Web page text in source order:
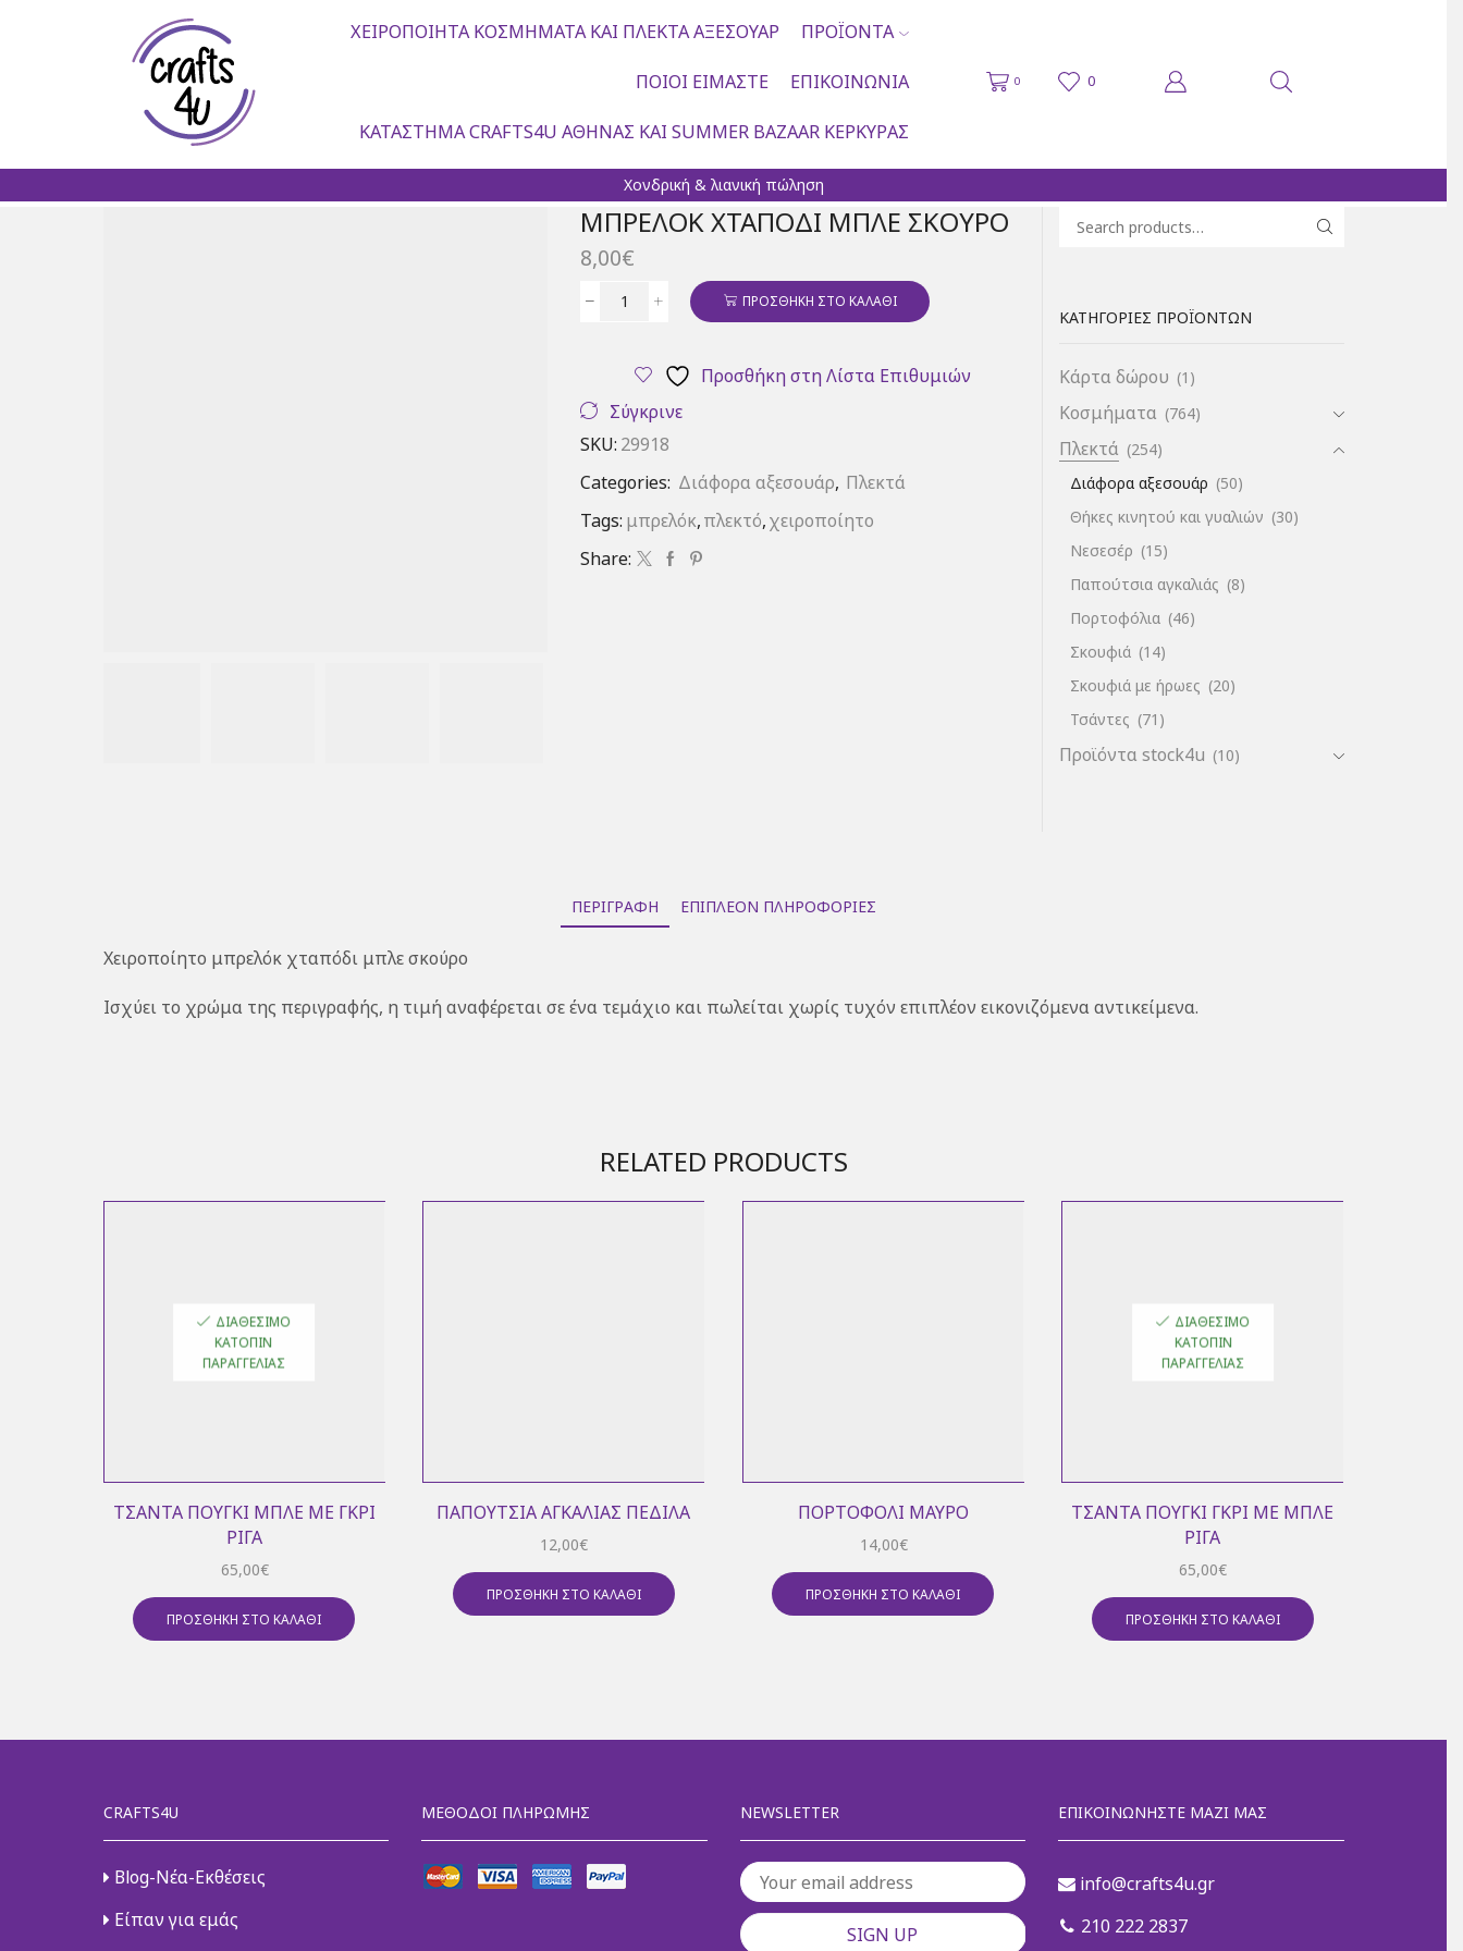
ΧΕΙΡΟΠΟΊΗΤΑ ΚΟΣΜΉΜΑΤΑ ΚΑΙ ΠΛΕΚΤΆ ΑΞΕΣΟΥΆΡ ΠΡΟΪΌΝΤΑ
ΠΟΙΟΙ ΕΊΜΑΣΤΕ ΕΠΙΚΟΙΝΩΝΊΑ
ΚΑΤΆΣΤΗΜΑ CRAFTS4U ΑΘΉΝΑΣ ΚΑΙ SUMMER BAZAAR ΚΈΡΚΥΡΑΣ
0 0
Χονδρική & λιανική πώληση
ΜΠΡΕΛΌΚ ΧΤΑΠΌΔΙ ΜΠΛΕ ΣΚΟΎΡΟ
8,00€
Μπρελόκ
σκούρο
ποσότητα
ΠΡΟΣΘΉΚΗ ΣΤΟ ΚΑΛΆΘΙ
Προσθήκη στη Λίστα Επιθυμιών
Σύγκρινε
SKU: 29918
Categories: Διάφορα αξεσουάρ, Πλεκτά
Tags: μπρελόκ,πλεκτό,χειροποίητο
Share:
Search for: SEARCH
ΚΑΤΗΓΟΡΊΕΣ ΠΡΟΪΌΝΤΩΝ
Κάρτα δώρου (1)
Κοσμήματα (764)
Πλεκτά (254)
Διάφορα αξεσουάρ (50)
Θήκες κινητού και γυαλιών (30)
Νεσεσέρ (15)
Παπούτσια αγκαλιάς (8)
Πορτοφόλια (46)
Σκουφιά (14)
Σκουφιά με ήρωες (20)
Τσάντες (71)
Προϊόντα stock4u (10)
ΠΕΡΙΓΡΑΦΉ ΕΠΙΠΛΈΟΝ ΠΛΗΡΟΦΟΡΊΕΣ
Χειροποίητο μπρελόκ χταπόδι μπλε σκούρο
Ισχύει το χρώμα της περιγραφής, η τιμή αναφέρεται σε ένα τεμάχιο και πωλείται χωρίς τυχόν επιπλέον εικονιζόμενα αντικείμενα.
RELATED PRODUCTS
ΔΙΑΘΈΣΙΜΟ
ΚΑΤΌΠΙΝ
ΠΑΡΑΓΓΕΛΊΑΣ
ΤΣΆΝΤΑ ΠΟΥΓΚΊ ΜΠΛΕ ΜΕ ΓΚΡΙ
ΡΊΓΑ
65,00€
ΠΡΟΣΘΉΚΗ ΣΤΟ ΚΑΛΆΘΙ
ΠΑΠΟΎΤΣΙΑ ΑΓΚΑΛΙΆΣ ΠΈΔΙΛΑ
12,00€
ΠΡΟΣΘΉΚΗ ΣΤΟ ΚΑΛΆΘΙ
ΠΟΡΤΟΦΌΛΙ ΜΑΎΡΟ
14,00€
ΠΡΟΣΘΉΚΗ ΣΤΟ ΚΑΛΆΘΙ
ΔΙΑΘΈΣΙΜΟ
ΚΑΤΌΠΙΝ
ΠΑΡΑΓΓΕΛΊΑΣ
ΤΣΆΝΤΑ ΠΟΥΓΚΊ ΓΚΡΙ ΜΕ ΜΠΛΕ
ΡΊΓΑ
65,00€
ΠΡΟΣΘΉΚΗ ΣΤΟ ΚΑΛΆΘΙ
CRAFTS4U
Blog-Νέα-Εκθέσεις
Είπαν για εμάς
ΜΈΘΟΔΟΙ ΠΛΗΡΩΜΉΣ NEWSLETTER ΕΠΙΚΟΙΝΩΝΉΣΤΕ ΜΑΖΊ ΜΑΣ
info@crafts4u.gr
210 222 2837